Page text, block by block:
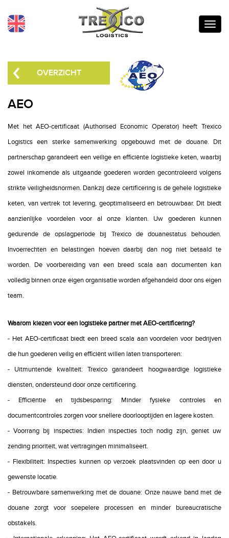
OVERZICHT
AEO
Met het AEO-certificaat (Authorised Economic Operator) heeft Trexico
Logistics een sterke samenwerking opgebouwd met de douane. Dit
partnerschap garandeert een veilige en efficiënte logistieke keten, waarbij
zowel inkomende als uitgaande goederen worden gecontroleerd volgens
strikte veiligheidsnormen. Dankzij deze certificering is de gehele logistieke
keten, van vertrek tot levering, geoptimaliseerd en betrouwbaar. Dit biedt
aanzienlijke voordelen voor al onze klanten. Uw goederen kunnen
gedurende de opslagperiode bij Trexico de douanestatus behouden.
Invoerrechten en belastingen hoeven daarbij dan nog niet betaald te
worden. De voorbereiding van een breed scala aan documenten kan
volledig binnen onze eigen organisatie worden afgehandeld door ons eigen
team.
Waarom kiezen voor een logistieke partner met AEO-certificering?
- Het AEO-certificaat biedt een breed scala aan voordelen voor bedrijven
die hun goederen veilig en efficiënt willen laten transporteren:
- Uitmuntende kwaliteit: Trexico garandeert hoogwaardige logistieke
diensten, ondersteund door onze certificering.
- Efficiëntie en tijdsbesparing: Minder fysieke controles en
documentcontroles zorgen voor snellere doorlooptijden en lagere kosten.
- Voorrang bij inspecties: Indien inspecties toch nodig zijn, geniet uw
zending prioriteit, wat vertragingen minimaliseert.
- Flexibiliteit: Inspecties kunnen op verzoek plaatsvinden op een door u
gewenste locatie.
- Betrouwbare samenwerking met de douane: Onze nauwe band met de
douane zorgt voor soepelere processen en minder bureaucratische
obstakels.